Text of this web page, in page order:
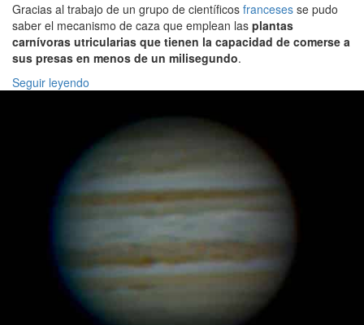
Gracias al trabajo de un grupo de científicos franceses se pudo
saber el mecanismo de caza que emplean las plantas
carnívoras utricularias que tienen la capacidad de comerse a
sus presas en menos de un milisegundo.
Seguir leyendo